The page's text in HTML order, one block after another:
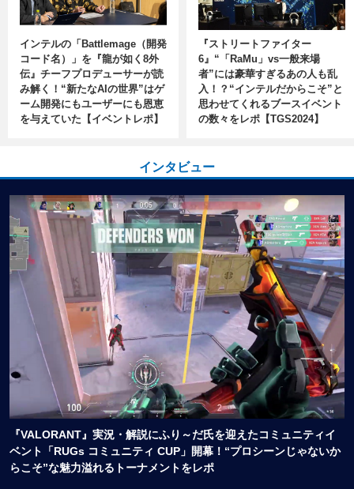
インテルの「Battlemage（開発
コード名）」を『龍が如く8外
伝』チーフプロデューサーが読
み解く！“新たなAIの世界”はゲ
ーム開発にもユーザーにも恩恵
を与えていた【イベントレポ】
『ストリートファイター
6』“「RaMu」vs一般来場
者”には豪華すぎるあの人も乱
入！？“インテルだからこそ”と
思わせてくれるブースイベント
の数々をレポ【TGS2024】
インタビュー
『VALORANT』実況・解説にふり～だ氏を迎えたコミュニティイ
ベント「RUGs コミュニティ CUP」開幕！“プロシーンじゃないか
らこそ”な魅力溢れるトーナメントをレポ